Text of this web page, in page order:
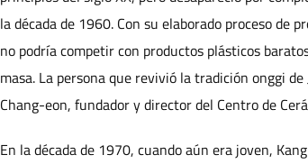
la década de 1960. Con su elaborado proceso de
no podría competir con productos plásticos
masa. La persona que revivió la tradición onggi de
Chang-eon, fundador y director del Centro de
En la década de 1970, cuando aún era joven,